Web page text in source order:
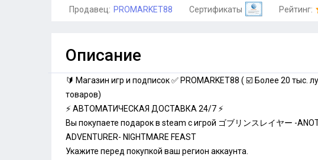
Продавец: PROMARKET88 Сертификаты Рейтинг:
Описание
🔰 Магазин игр и подписок ✅ PROMARKET88 ( ☑️ Более 20 тыс.
товаров)
⚡ АВТОМАТИЧЕСКАЯ ДОСТАВКА 24/7 ⚡
Вы покупаете подарок в steam с игрой ゴブリンスレイヤー -
ADVENTURER- NIGHTMARE FEAST
Укажите перед покупкой ваш регион аккаунта.